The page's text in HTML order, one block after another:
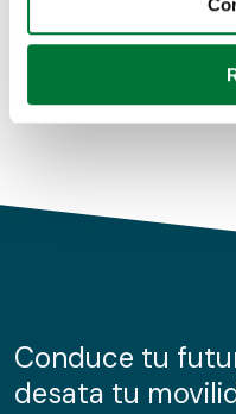
Identificar su
para buscar
Obtenga más
de cookies.
información sobre el uso
nuestros partners de
Conduce tu
desata tu